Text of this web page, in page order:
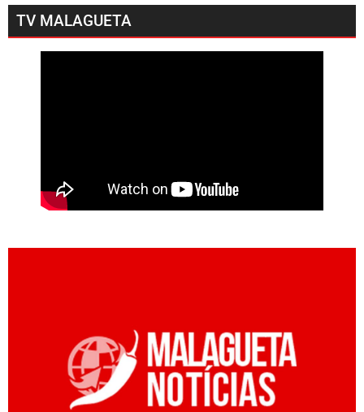
TV MALAGUETA